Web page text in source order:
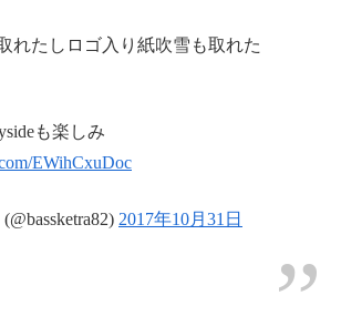
れたしロゴ入り紙吹雪も取れた
も楽しみ
EWihCxuDoc
2017年10月31日